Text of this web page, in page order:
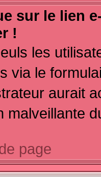
sur le lien
!
les
via le
aurait
page